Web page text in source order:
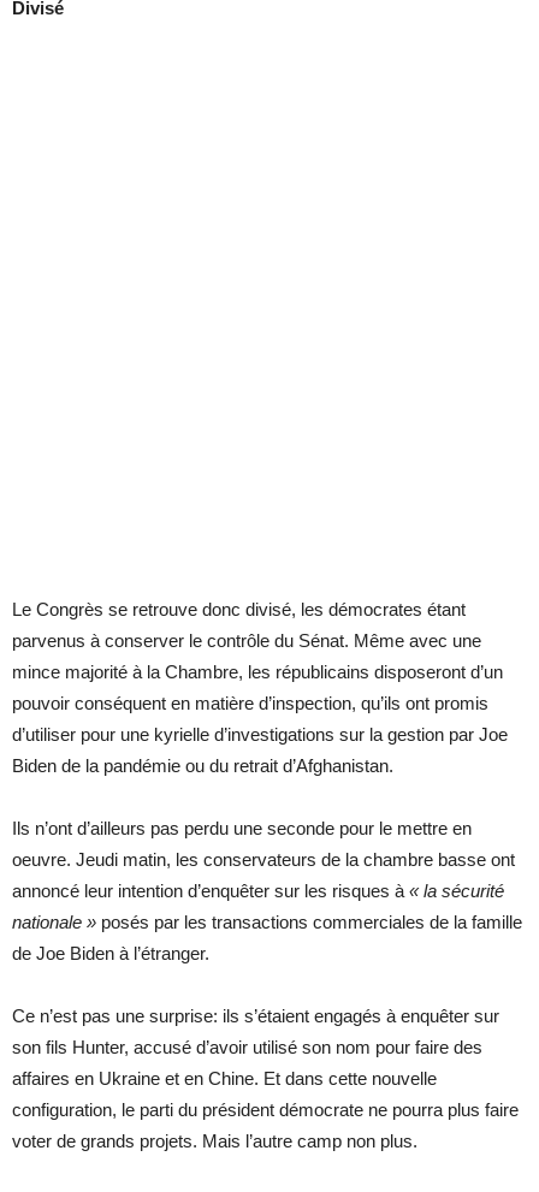
Divisé
Le Congrès se retrouve donc divisé, les démocrates étant
parvenus à conserver le contrôle du Sénat. Même avec une
mince majorité à la Chambre, les républicains disposeront d’un
pouvoir conséquent en matière d’inspection, qu’ils ont promis
d’utiliser pour une kyrielle d’investigations sur la gestion par Joe
Biden de la pandémie ou du retrait d’Afghanistan.
Ils n’ont d’ailleurs pas perdu une seconde pour le mettre en
oeuvre. Jeudi matin, les conservateurs de la chambre basse ont
annoncé leur intention d’enquêter sur les risques à« la sécurité
nationale » posés par les transactions commerciales de la famille
de Joe Biden à l’étranger.
Ce n’est pas une surprise: ils s’étaient engagés à enquêter sur
son fils Hunter, accusé d’avoir utilisé son nom pour faire des
affaires en Ukraine et en Chine. Et dans cette nouvelle
configuration, le parti du président démocrate ne pourra plus faire
voter de grands projets. Mais l’autre camp non plus.